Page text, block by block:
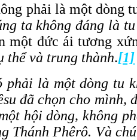
phải là một dòng
ta không đáng là
một đức ái tương
thể và trung thành.[1]
phải là một dòng tu
đã chọn cho
hội dòng, không
Thánh Phêrô. Và